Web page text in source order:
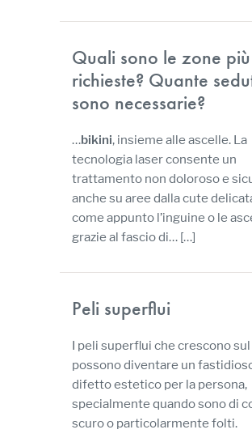
Quali sono le zone più
richieste? Quante
sono necessarie?
…bikini, insieme alle ascelle. La
tecnologia laser consente un
trattamento non doloroso e
anche su aree dalla cute
come appunto l’inguine o le
grazie al fascio di… […]
Peli superflui
I peli superflui che crescono
possono diventare un
difetto estetico per la persona,
specialmente quando sono di
scuro o particolarmente folti.